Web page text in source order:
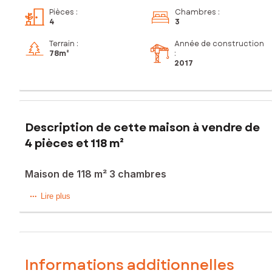
Pièces :
4
Chambres :
3
Terrain :
78m²
Année de construction
:
2017
Description de cette maison à vendre de
4 pièces et 118 m²
Maison de 118 m² 3 chambres
Anthony Mommée vous présente en exclusivité à Sainte-
située, proche de la centrale nucléaire du Bugey cette
Au rez de chaussée: Un grand hall d'entrée, toilette et
Lire plus
Informations additionnelles